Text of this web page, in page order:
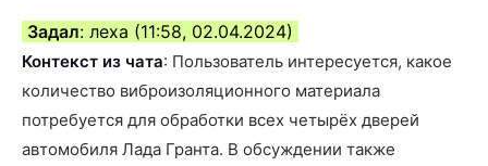
Задал: леxа (11:58, 02.04.2024)
Контекст из чата: Пользователь интересуется, какое
количество виброизоляционного материала
потребуется для обработки всех четырёх дверей
автомобиля Лада Гранта. В обсуждении также